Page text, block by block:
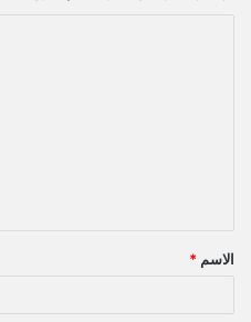
ق
*
الاسم *